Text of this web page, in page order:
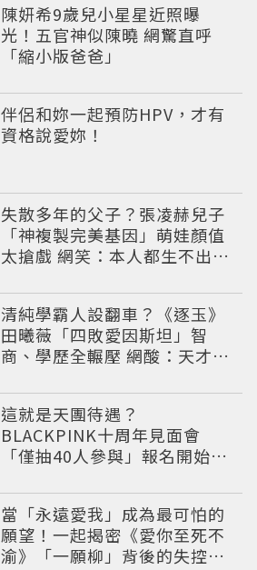
陳妍希9歲兒小星星近照曝
光！五官神似陳曉 網驚直呼
「縮小版爸爸」
伴侶和妳一起預防HPV，才有
資格說愛妳！
失散多年的父子？張凌赫兒子
「神複製完美基因」萌娃顏值
太搶戲 網笑：本人都生不出這
清純學霸人設翻車？《逐玉》
田曦薇「四敗愛因斯坦」智
商、學歷全輾壓 網酸：天才全
這就是天團待遇？
BLACKPINK十周年見面會
「僅抽40人參與」報名開始到
當「永遠愛我」成為最可怕的
願望！一起揭密《愛你至死不
渝》「一願柳」背後的失控愛